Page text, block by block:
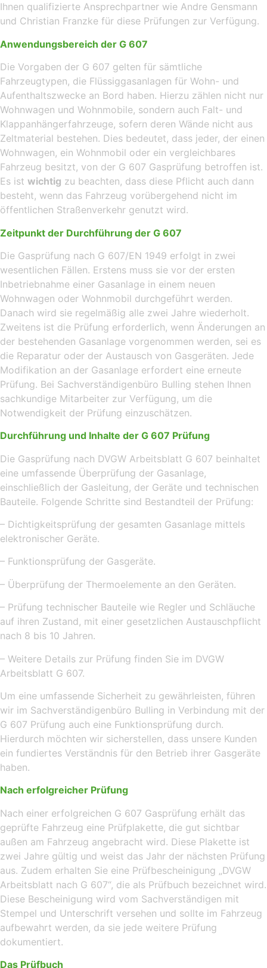
Ihnen qualifizierte Ansprechpartner wie Andre Gensmann
und Christian Franzke für diese Prüfungen zur Verfügung.
Anwendungsbereich der G 607
Die Vorgaben der G 607 gelten für sämtliche
Fahrzeugtypen, die Flüssiggasanlagen für Wohn- und
Aufenthaltszwecke an Bord haben. Hierzu zählen nicht nur
Wohnwagen und Wohnmobile, sondern auch Falt- und
Klappanhängerfahrzeuge, sofern deren Wände nicht aus
Zeltmaterial bestehen. Dies bedeutet, dass jeder, der einen
Wohnwagen, ein Wohnmobil oder ein vergleichbares
Fahrzeug besitzt, von der G 607 Gasprüfung betroffen ist.
Es ist wichtig zu beachten, dass diese Pflicht auch dann
besteht, wenn das Fahrzeug vorübergehend nicht im
öffentlichen Straßenverkehr genutzt wird.
Zeitpunkt der Durchführung der G 607
Die Gasprüfung nach G 607/EN 1949 erfolgt in zwei
wesentlichen Fällen. Erstens muss sie vor der ersten
Inbetriebnahme einer Gasanlage in einem neuen
Wohnwagen oder Wohnmobil durchgeführt werden.
Danach wird sie regelmäßig alle zwei Jahre wiederholt.
Zweitens ist die Prüfung erforderlich, wenn Änderungen an
der bestehenden Gasanlage vorgenommen werden, sei es
die Reparatur oder der Austausch von Gasgeräten. Jede
Modifikation an der Gasanlage erfordert eine erneute
Prüfung. Bei Sachverständigenbüro Bulling stehen Ihnen
sachkundige Mitarbeiter zur Verfügung, um die
Notwendigkeit der Prüfung einzuschätzen.
Durchführung und Inhalte der G 607 Prüfung
Die Gasprüfung nach DVGW Arbeitsblatt G 607 beinhaltet
eine umfassende Überprüfung der Gasanlage,
einschließlich der Gasleitung, der Geräte und technischen
Bauteile. Folgende Schritte sind Bestandteil der Prüfung:
– Dichtigkeitsprüfung der gesamten Gasanlage mittels
elektronischer Geräte.
– Funktionsprüfung der Gasgeräte.
– Überprüfung der Thermoelemente an den Geräten.
– Prüfung technischer Bauteile wie Regler und Schläuche
auf ihren Zustand, mit einer gesetzlichen Austauschpflicht
nach 8 bis 10 Jahren.
– Weitere Details zur Prüfung finden Sie im DVGW
Arbeitsblatt G 607.
Um eine umfassende Sicherheit zu gewährleisten, führen
wir im Sachverständigenbüro Bulling in Verbindung mit der
G 607 Prüfung auch eine Funktionsprüfung durch.
Hierdurch möchten wir sicherstellen, dass unsere Kunden
ein fundiertes Verständnis für den Betrieb ihrer Gasgeräte
haben.
Nach erfolgreicher Prüfung
Nach einer erfolgreichen G 607 Gasprüfung erhält das
geprüfte Fahrzeug eine Prüfplakette, die gut sichtbar
außen am Fahrzeug angebracht wird. Diese Plakette ist
zwei Jahre gültig und weist das Jahr der nächsten Prüfung
aus. Zudem erhalten Sie eine Prüfbescheinigung „DVGW
Arbeitsblatt nach G 607“, die als Prüfbuch bezeichnet wird.
Diese Bescheinigung wird vom Sachverständigen mit
Stempel und Unterschrift versehen und sollte im Fahrzeug
aufbewahrt werden, da sie jede weitere Prüfung
dokumentiert.
Das Prüfbuch